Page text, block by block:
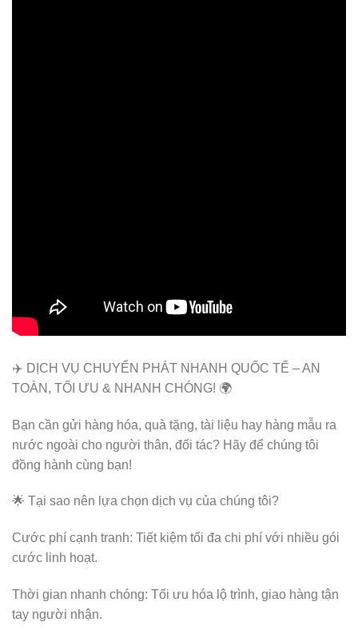
✈️ DỊCH VỤ CHUYỂN PHÁT NHANH QUỐC TẾ – AN
TOÀN, TỐI ƯU & NHANH CHÓNG! 🌍
Bạn cần gửi hàng hóa, quà tặng, tài liệu hay hàng mẫu ra
nước ngoài cho người thân, đối tác? Hãy để chúng tôi
đồng hành cùng bạn!
🌟 Tại sao nên lựa chọn dịch vụ của chúng tôi?
Cước phí cạnh tranh: Tiết kiệm tối đa chi phí với nhiều gói
cước linh hoạt.
Thời gian nhanh chóng: Tối ưu hóa lộ trình, giao hàng tận
tay người nhận.